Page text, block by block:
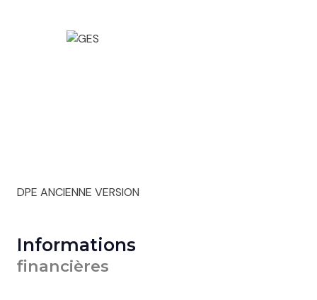
DPE ANCIENNE VERSION
Informations
financières